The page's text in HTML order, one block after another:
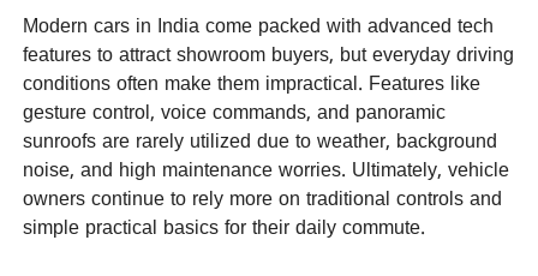
Modern cars in India come packed with advanced tech
features to attract showroom buyers, but everyday driving
conditions often make them impractical. Features like
gesture control, voice commands, and panoramic
sunroofs are rarely utilized due to weather, background
noise, and high maintenance worries. Ultimately, vehicle
owners continue to rely more on traditional controls and
simple practical basics for their daily commute.